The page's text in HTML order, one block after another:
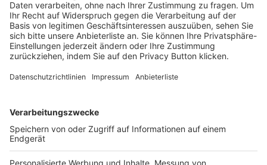
Trainerbörse
Login SpielPlus
FOLGE DEM BFV
TOP-VEREINE